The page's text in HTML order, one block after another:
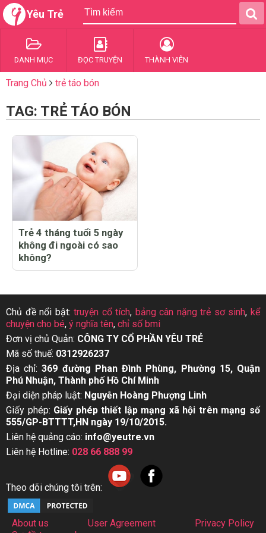
Yêu Trẻ
DANH MỤC ĐỌC TRUYỆN THÀNH VIÊN
Trang Chủ trẻ táo bón
TAG: TRẺ TÁO BÓN
Trẻ 4 tháng tuổi 5 ngày
không đi ngoài có sao
không?
Chủ đề nổi bật:truyện cổ tích, bảng cân nặng trẻ sơ sinh,kể
chuyện cho bé, ý nghĩa tên, chỉ số bmi
Đơn vị chủ Quản: CÔNG TY CỔ PHẦN YÊU TRẺ
Mã số thuế: 0312926237
Địa chỉ:369 đường Phan Đình Phùng, Phường 15, Quận
Phú Nhuận, Thành phố Hồ Chí Minh
Đại diện pháp luật: Nguyễn Hoàng Phượng Linh
Giấy phép: Giấy phép thiết lập mạng xã hội trên mạng số
555/GP-BTTTT,HN ngày 19/10/2015.
Liên hệ quảng cáo: info@yeutre.vn
Liên hệ Hotline: 028 66 888 99
Theo dõi chúng tôi trên:
About us User Agreement
Privacy Policy